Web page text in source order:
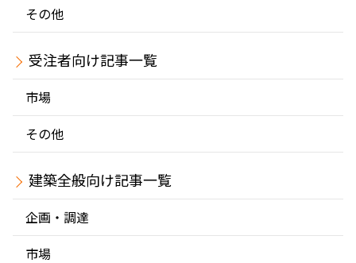
その他
受注者
市場
その他
建築全般
企画・調達
市場